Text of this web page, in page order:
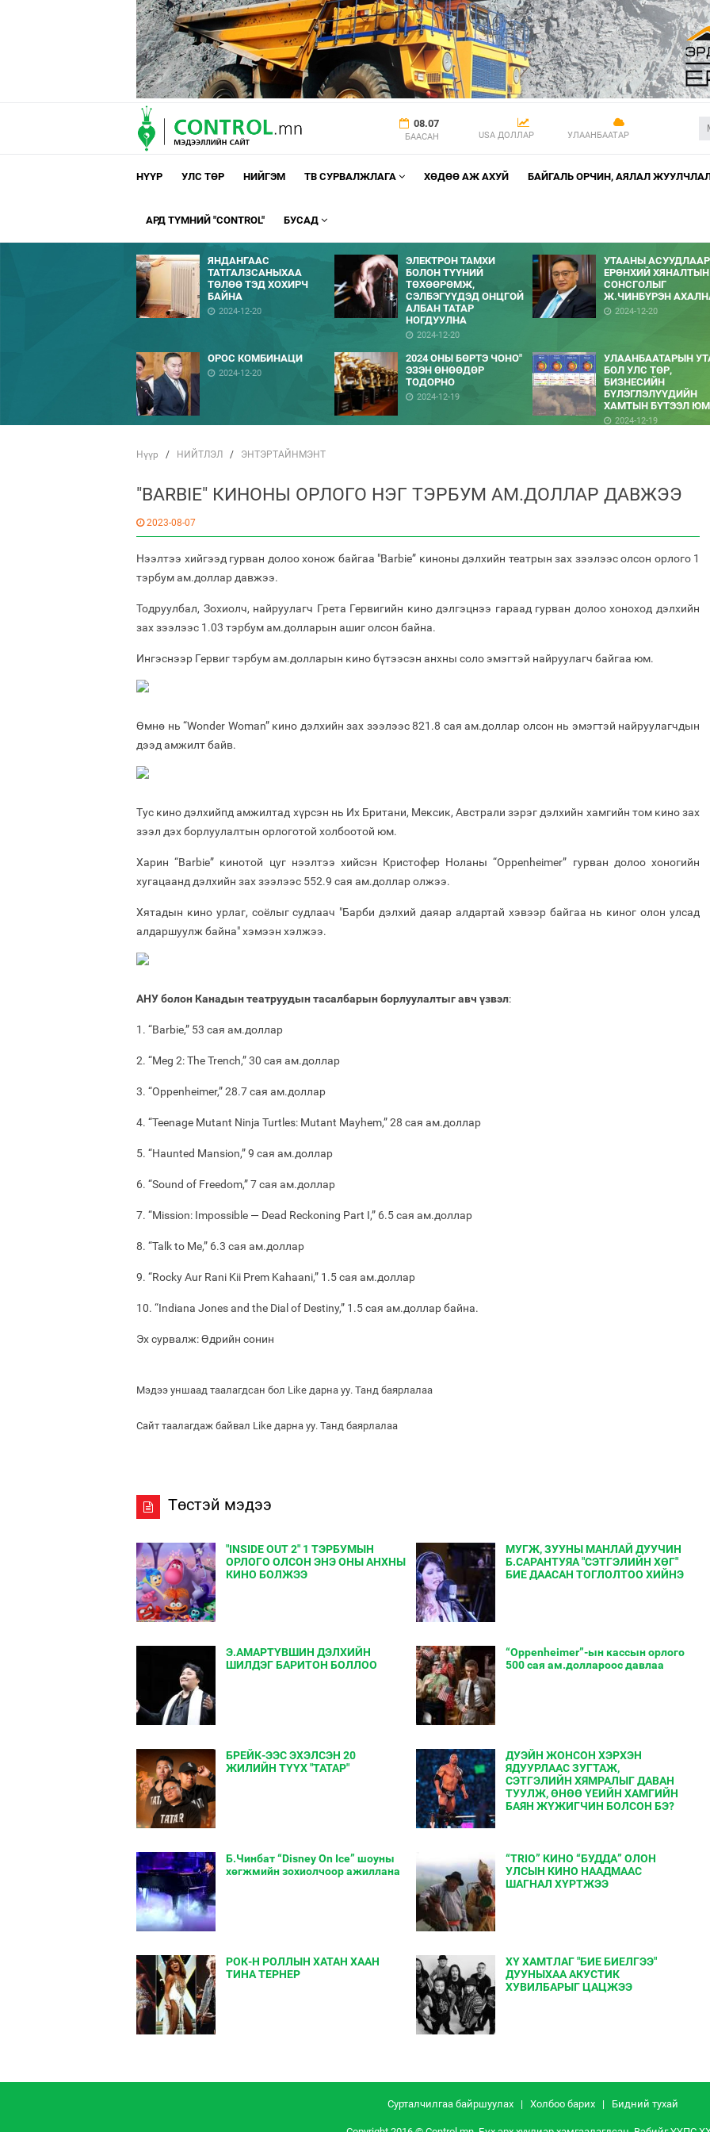
08.07
БААСАН USA ДОЛЛАР УЛААНБААТАР
НҮҮР УЛС ТӨР НИЙГЭМ ТВ СУРВАЛЖЛАГА ХӨДӨӨ АЖ АХУЙ БАЙГАЛЬ ОРЧИН, АЯЛАЛ
АРД ТҮМНИЙ "CONTROL" БУСАД
ЯНДАНГААС
ТАТГАЛЗСАНЫХАА
ТӨЛӨӨ ТЭД ХОХИРЧ
БАЙНА
2024-12-20
ЭЛЕКТРОН ТАМХИ
БОЛОН ТҮҮНИЙ
ТӨХӨӨРӨМЖ,
СЭЛБЭГҮҮДЭД ОНЦГОЙ
АЛБАН ТАТАР
НОГДУУЛНА
2024-12-20
УТААНЫ АСУУДЛААР
ЕРӨНХИЙ ХЯНАЛТЫН
СОНСГОЛЫГ
Ж.ЧИНБҮРЭН
2024-12-20
ОРОС КОМБИНАЦИ
2024-12-20
2024 ОНЫ БӨРТЭ ЧОНО"
ЭЗЭН ӨНӨӨДӨР
ТОДОРНО
2024-12-19
УЛААНБААТАРЫН
БОЛ УЛС ТӨР,
БИЗНЕСИЙН
БҮЛЭГЛЭЛҮҮДИЙН
ХАМТЫН БҮТЭЭЛ ЮМ
2024-12-19
Нүүр / НИЙТЛЭЛ / ЭНТЭРТАЙНМЭНТ
"BARBIE" КИНОНЫ ОРЛОГО НЭГ ТЭРБУМ АМ.ДОЛЛАР ДАВЖЭЭ
2023-08-07
Нээлтээ хийгээд гурван долоо хонож байгаа "Barbie” киноны дэлхийн театрын зах зээлээс олсон орлого 1
тэрбум ам.доллар давжээ.
Тодруулбал, Зохиолч, найруулагч Грета Гервигийн кино дэлгэцнээ гараад гурван долоо хоноход дэлхийн
зах зээлээс 1.03 тэрбум ам.долларын ашиг олсон байна.
Ингэснээр Гервиг тэрбум ам.долларын кино бүтээсэн анхны соло эмэгтэй найруулагч байгаа юм.
Өмнө нь “Wonder Woman” кино дэлхийн зах зээлээс 821.8 сая ам.доллар олсон нь эмэгтэй найруулагчдын
дээд амжилт байв.
Тус кино дэлхийпд амжилтад хүрсэн нь Их Британи, Мексик, Австрали зэрэг дэлхийн хамгийн том кино зах
зээл дэх борлуулалтын орлоготой холбоотой юм.
Харин “Barbie” кинотой цуг нээлтээ хийсэн Кристофер Ноланы “Oppenheimer” гурван долоо хоногийн
хугацаанд дэлхийн зах зээлээс 552.9 сая ам.доллар олжээ.
Хятадын кино урлаг, соёлыг судлаач "Барби дэлхий даяар алдартай хэвээр байгаа нь киног олон улсад
алдаршуулж байна" хэмээн хэлжээ.
АНУ болон Канадын театруудын тасалбарын борлуулалтыг авч үзвэл:
1. “Barbie,” 53 сая ам.доллар
2. “Meg 2: The Trench,” 30 сая ам.доллар
3. “Oppenheimer,” 28.7 сая ам.доллар
4. “Teenage Mutant Ninja Turtles: Mutant Mayhem,” 28 сая ам.доллар
5. “Haunted Mansion,” 9 сая ам.доллар
6. “Sound of Freedom,” 7 сая ам.доллар
7. “Mission: Impossible — Dead Reckoning Part I,” 6.5 сая ам.доллар
8. “Talk to Me,” 6.3 сая ам.доллар
9. “Rocky Aur Rani Kii Prem Kahaani,” 1.5 сая ам.доллар
10. “Indiana Jones and the Dial of Destiny,” 1.5 сая ам.доллар байна.
Эх сурвалж: Өдрийн сонин
Мэдээ уншаад таалагдсан бол Like дарна уу. Танд баярлалаа
Сайт таалагдаж байвал Like дарна уу. Танд баярлалаа
Төстэй мэдээ
"INSIDE OUT 2" 1 ТЭРБУМЫН
ОРЛОГО ОЛСОН ЭНЭ ОНЫ АНХНЫ
КИНО БОЛЖЭЭ
МУГЖ, ЗУУНЫ МАНЛАЙ ДУУЧИН
Б.САРАНТУЯА "СЭТГЭЛИЙН ХӨГ"
БИЕ ДААСАН ТОГЛОЛТОО ХИЙНЭ
Э.АМАРТҮВШИН ДЭЛХИЙН
ШИЛДЭГ БАРИТОН БОЛЛОО
“Oppenheimer”-ын кассын орлого
500 сая ам.доллароос давлаа
БРЕЙК-ЭЭС ЭХЭЛСЭН 20
ЖИЛИЙН ТҮҮХ "ТАТАР"
ДУЭЙН ЖОНСОН ХЭРХЭН
ЯДУУРЛААС ЗУГТАЖ,
СЭТГЭЛИЙН ХЯМРАЛЫГ ДАВАН
ТУУЛЖ, ӨНӨӨ ҮЕИЙН ХАМГИЙН
БАЯН ЖҮЖИГЧИН БОЛСОН БЭ?
Б.Чинбат “Disney On Ice” шоуны
хөгжмийн зохиолчоор ажиллана
“TRIO” КИНО “БУДДА” ОЛОН
УЛСЫН КИНО НААДМААС
ШАГНАЛ ХҮРТЖЭЭ
РОК-Н РОЛЛЫН ХАТАН ХААН
ТИНА ТЕРНЕР
ХҮ ХАМТЛАГ "БИЕ БИЕЛГЭЭ"
ДУУНЫХАА АКУСТИК
ХУВИЛБАРЫГ ЦАЦЖЭЭ
Сурталчилгаа байршуулах| Холбоо барих| Бидний тухай